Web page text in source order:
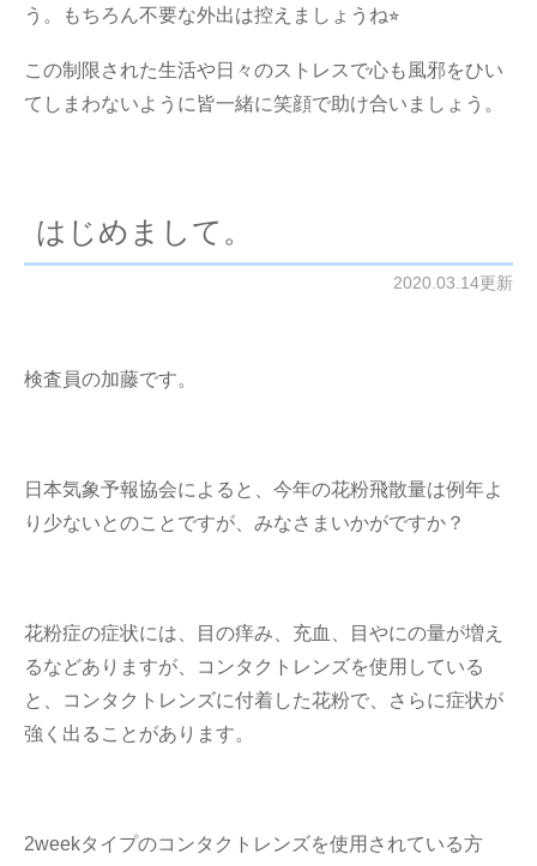
う。もちろん不要な外出は控えましょうね⭐︎
この制限された生活や日々のストレスで心も風邪をひい
てしまわないように皆一緒に笑顔で助け合いましょう。
はじめまして。
2020.03.14更新
検査員の加藤です。
日本気象予報協会によると、今年の花粉飛散量は例年よ
り少ないとのことですが、みなさまいかがですか？
花粉症の症状には、目の痒み、充血、目やにの量が増え
るなどありますが、コンタクトレンズを使用している
と、コンタクトレンズに付着した花粉で、さらに症状が
強く出ることがあります。
2weekタイプのコンタクトレンズを使用されている方